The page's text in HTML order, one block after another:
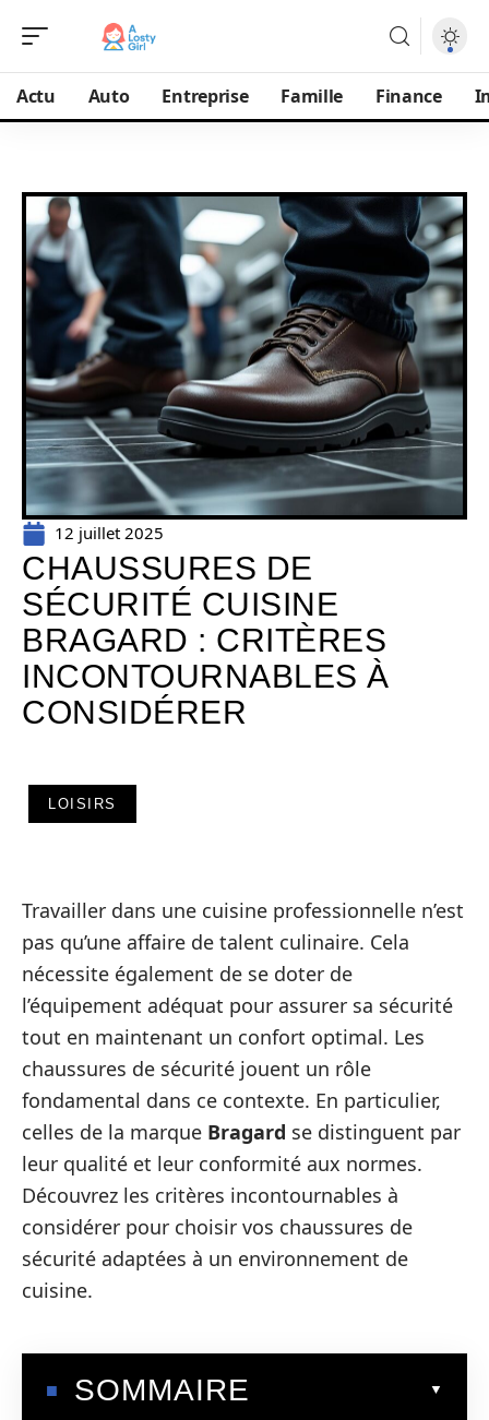
Actu Auto Entreprise Famille Finance
12 juillet 2025
CHAUSSURES DE
SÉCURITÉ CUISINE
BRAGARD : CRITÈRES
INCONTOURNABLES À
CONSIDÉRER
LOISIRS
Travailler dans une cuisine professionnelle n’est
pas qu’une affaire de talent culinaire. Cela
nécessite également de se doter de
l’équipement adéquat pour assurer sa sécurité
tout en maintenant un confort optimal. Les
chaussures de sécurité jouent un rôle
fondamental dans ce contexte. En particulier,
celles de la marque Bragard se distinguent par
leur qualité et leur conformité aux normes.
Découvrez les critères incontournables à
considérer pour choisir vos chaussures de
sécurité adaptées à un environnement de
cuisine.
SOMMAIRE